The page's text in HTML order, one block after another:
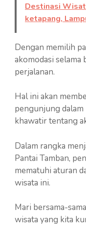
Destinasi
ketapang,
Dengan memilih
akomodasi
perjalanan.
Hal ini akan
pengunjung
khawatir tentang
Dalam rangka
Pantai Tamban,
mematuhi aturan
wisata ini.
Mari bersama-
wisata yang kita